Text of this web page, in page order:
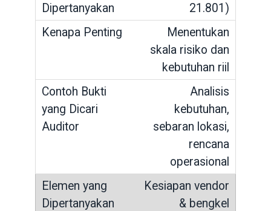
21.801)
Menentukan
skala risiko dan
kebutuhan riil
Analisis
kebutuhan,
sebaran lokasi,
rencana
operasional
Kesiapan vendor
& bengkel